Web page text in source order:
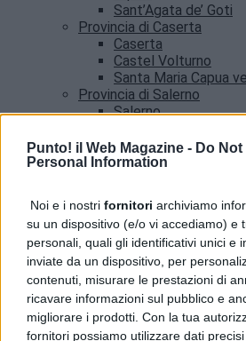
Punto! il Web Magazine - Do
Personal Information
Noi e i nostri fornitori archiviamo
su un dispositivo (e/o vi accediamo) e
personali, quali gli identificativi unici e
inviate da un dispositivo, per
contenuti, misurare le prestazioni di
ricavare informazioni sul pubblico e
migliorare i prodotti. Con la tua
fornitori possiamo utilizzare dati
Sant’Agata de’ Goti
Provincia di Caserta
Caserta
Castel Volturno
Santa Maria Capua
Provincia di Salerno
Salerno
Amalfi
Angri
Pozzuoli, servizio Poste
inagibili dopo il sisma